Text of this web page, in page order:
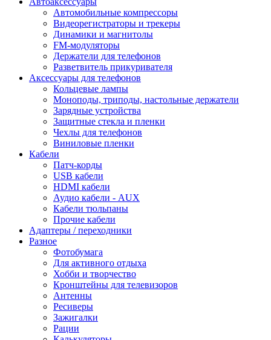
Автомобильные компрессоры
Видеорегистраторы и трекеры
Динамики и магнитолы
FM-модуляторы
Держатели для телефонов
Разветвитель прикуривателя
Аксессуары для телефонов
Кольцевые лампы
Моноподы, триподы, настольные держатели
Зарядные устройства
Защитные стекла и пленки
Чехлы для телефонов
Виниловые пленки
Кабели
Патч-корды
USB кабели
HDMI кабели
Аудио кабели - AUX
Кабели тюльпаны
Прочие кабели
Адаптеры / переходники
Разное
Фотобумага
Для активного отдыха
Хобби и творчество
Кронштейны для телевизоров
Антенны
Ресиверы
Зажигалки
Рации